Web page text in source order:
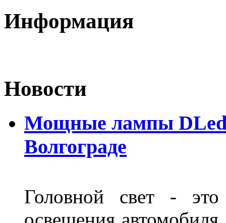
Информация
Новости
Мощные лампы DLed
Волгограде
Головной свет -